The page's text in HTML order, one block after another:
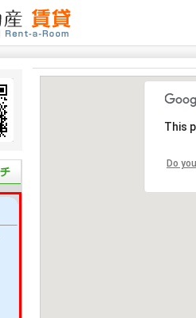
This
Do